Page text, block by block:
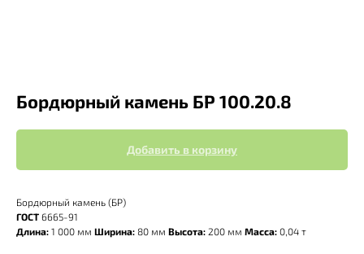
Бордюрный камень БР 100.20.8
Добавить в корзину
Бордюрный камень (БР)
ГОСТ 6665-91
Длина: 1 000 мм Ширина: 80 мм Высота: 200 мм Масса: 0,04 т